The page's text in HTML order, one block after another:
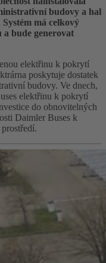
budovy a hal
má celkový
bude generovat
elektřinu k pokrytí
poskytuje dostatek
budovy. Ve dnech,
elektřinu k pokrytí
do obnovitelných
Daimler Buses k